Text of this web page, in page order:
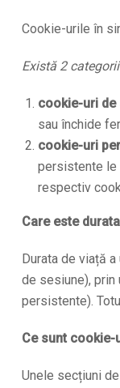
Cookie-urile în
Există 2
cookie-uri de
sau închide
cookie-uri
persistente le
respectiv
Care este
Durata de viață
de sesiune),
persistente).
Ce sunt cookie-
Unele secțiuni